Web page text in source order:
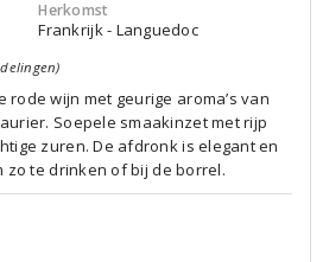
Herkomst
Frankrijk - Languedoc
rode wijn met geurige aroma’s van
Soepele smaakinzet met rijp
zuren. De afdronk is elegant en
zo te drinken of bij de borrel.